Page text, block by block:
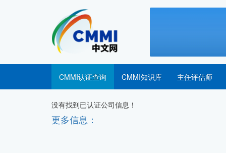
CMMI认证查询 CMMI知识库 主任评估师
没有找到已认证公司信息！
更多信息：